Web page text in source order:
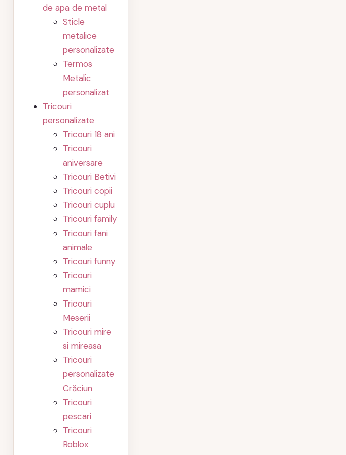
de apa de metal
Sticle
metalice
personalizate
Termos
Metalic
personalizat
Tricouri
personalizate
Tricouri 18 ani
Tricouri
aniversare
Tricouri Betivi
Tricouri copii
Tricouri cuplu
Tricouri family
Tricouri fani
animale
Tricouri funny
Tricouri
mamici
Tricouri
Meserii
Tricouri mire
si mireasa
Tricouri
personalizate
Crăciun
Tricouri
pescari
Tricouri
Roblox